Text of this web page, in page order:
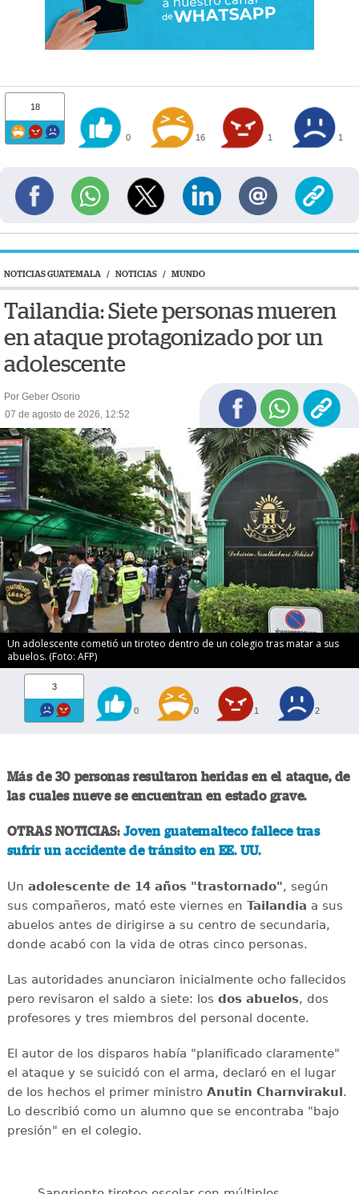
18
0 16 1 1
NOTICIAS GUATEMALA / NOTICIAS / MUNDO
Tailandia: Siete personas mueren
en ataque protagonizado por un
adolescente
Por Geber Osorio
07 de agosto de 2026, 12:52
Un adolescente cometió un tiroteo dentro de un colegio tras matar a sus
abuelos. (Foto: AFP)
3
0 0 1 2
Más de 30 personas resultaron heridas en el ataque, de
las cuales nueve se encuentran en estado grave.
OTRAS NOTICIAS: Joven guatemalteco fallece tras
sufrir un accidente de tránsito en EE. UU.
Un adolescente de 14 años "trastornado", según
sus compañeros, mató este viernes en Tailandia a sus
abuelos antes de dirigirse a su centro de secundaria,
donde acabó con la vida de otras cinco personas.
Las autoridades anunciaron inicialmente ocho fallecidos
pero revisaron el saldo a siete: los dos abuelos, dos
profesores y tres miembros del personal docente.
El autor de los disparos había "planificado claramente"
el ataque y se suicidó con el arma, declaró en el lugar
de los hechos el primer ministro Anutin Charnvirakul.
Lo describió como un alumno que se encontraba "bajo
presión" en el colegio.